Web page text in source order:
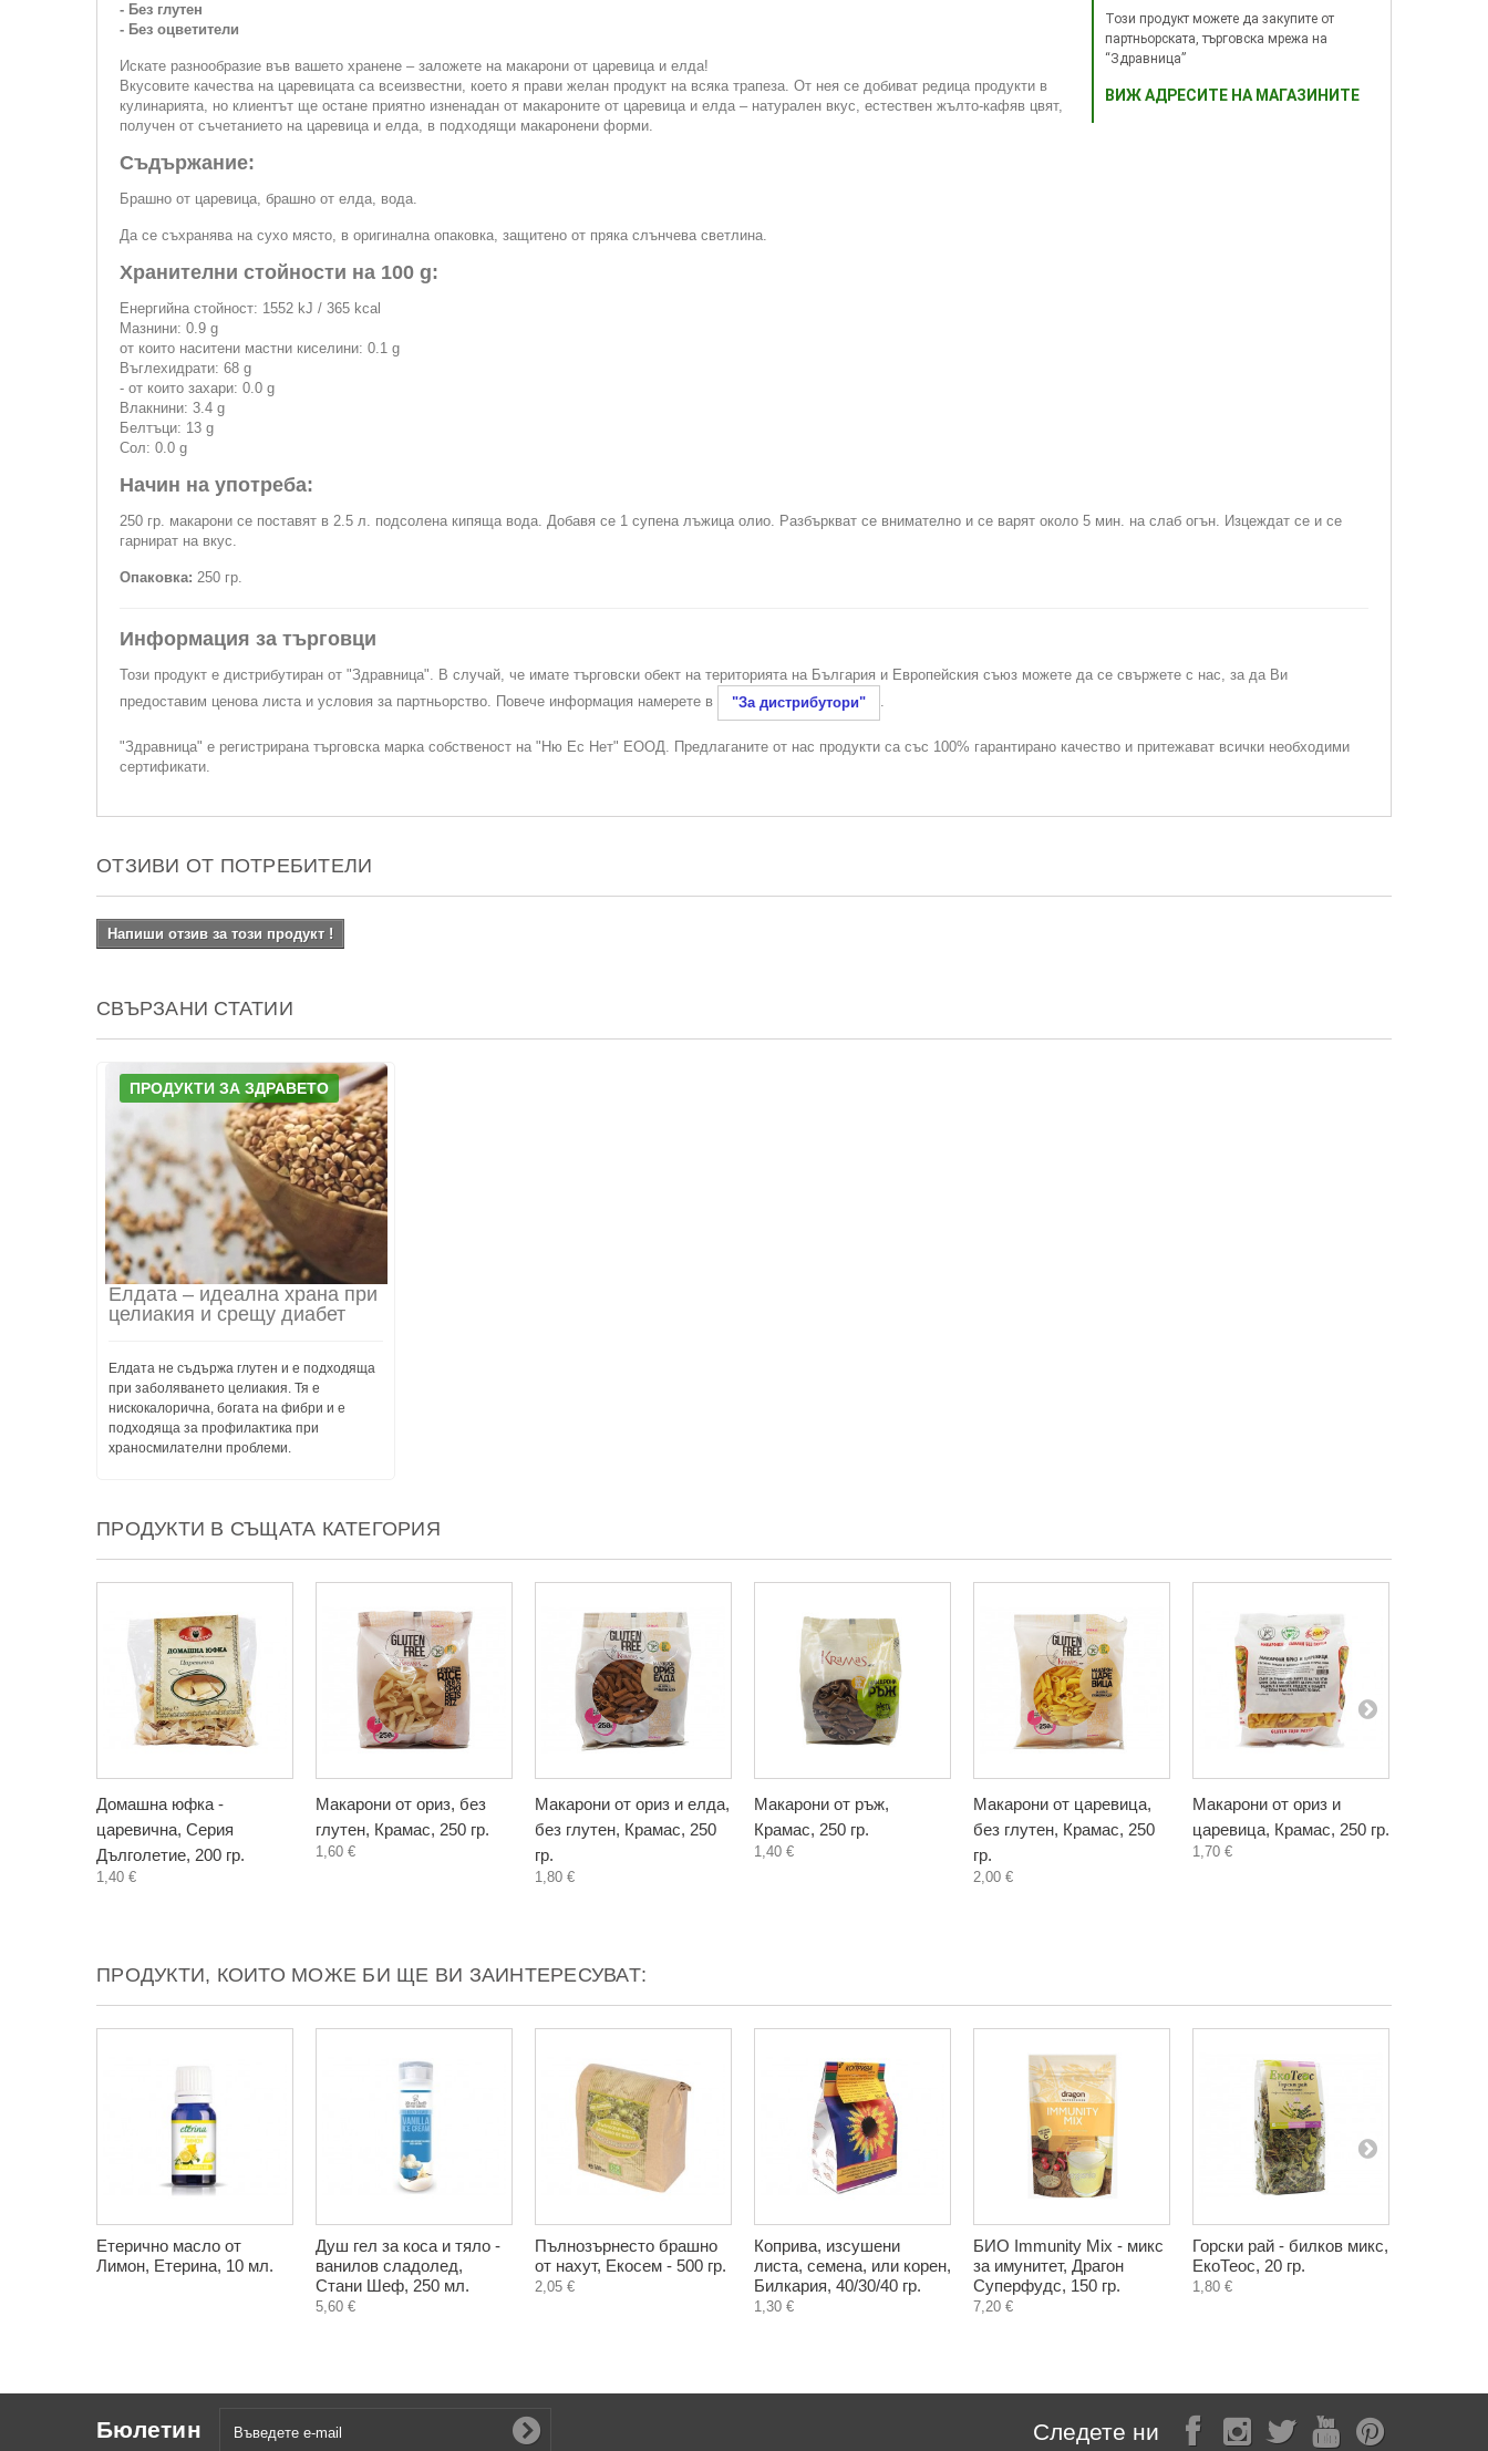
Този продукт можете да закупите от
партньорската, търговска мрежа на
“Здравница”
ВИЖ АДРЕСИТЕ НА МАГАЗИНИТЕ
- Без глутен
- Без оцветители
Искате разнообразие във вашето хранене – заложете на макарони от царевица и елда!
Вкусовите качества на царевицата са всеизвестни, което я прави желан продукт на всяка трапеза. От нея се добиват редица продукти в
кулинарията, но клиентът ще остане приятно изненадан от макароните от царевица и елда – натурален вкус, естествен жълто-кафяв цвят,
получен от съчетанието на царевица и елда, в подходящи макаронени форми.
Съдържание:
Брашно от царевица, брашно от елда, вода.
Да се съхранява на сухо място, в оригинална опаковка, защитено от пряка слънчева светлина.
Хранителни стойности на 100 g:
Енергийна стойност: 1552 kJ / 365 kcal
Мазнини: 0.9 g
от които наситени мастни киселини: 0.1 g
Въглехидрати: 68 g
- от които захари: 0.0 g
Влакнини: 3.4 g
Белтъци: 13 g
Сол: 0.0 g
Начин на употреба:
250 гр. макарони се поставят в 2.5 л. подсолена кипяща вода. Добавя се 1 супена лъжица олио. Разбъркват се внимателно и се варят около 5 мин. на слаб огън. Изцеждат се и се
гарнират на вкус.
Опаковка: 250 гр.
Информация за търговци
Този продукт е дистрибутиран от "Здравница". В случай, че имате търговски обект на територията на България и Европейския съюз можете да се свържете с нас, за да Ви
предоставим ценова листа и условия за партньорство. Повече информация намерете в
"За дистрибутори" .
"Здравница" е регистрирана търговска марка собственост на "Ню Ес Нет" ЕООД. Предлаганите от нас продукти са със 100% гарантирано качество и притежават всички необходими
сертификати.
ОТЗИВИ ОТ ПОТРЕБИТЕЛИ
Напиши отзив за този продукт !
СВЪРЗАНИ СТАТИИ
ПРОДУКТИ ЗА ЗДРАВЕТО
Елдата – идеална храна при
целиакия и срещу диабет
Елдата не съдържа глутен и е подходяща
при заболяването целиакия. Тя е
нискокалорична, богата на фибри и е
подходяща за профилактика при
храносмилателни проблеми.
ПРОДУКТИ В СЪЩАТА КАТЕГОРИЯ
Домашна юфка -
царевична, Серия
Дълголетие, 200 гр.
1,40 €
Макарони от ориз, без
глутен, Крамас, 250 гр.
1,60 €
Макарони от ориз и елда,
без глутен, Крамас, 250
гр.
1,80 €
Макарони от ръж,
Крамас, 250 гр.
1,40 €
Макарони от царевица,
без глутен, Крамас, 250
гр.
2,00 €
Макарони от ориз и
царевица, Крамас, 250 гр.
1,70 €
ПРОДУКТИ, КОИТО МОЖЕ БИ ЩЕ ВИ ЗАИНТЕРЕСУВАТ:
Етерично масло от
Лимон, Етерина, 10 мл.
Душ гел за коса и тяло -
ванилов сладолед,
Стани Шеф, 250 мл.
5,60 €
Пълнозърнесто брашно
от нахут, Екосем - 500 гр.
2,05 €
Коприва, изсушени
листа, семена, или корен,
Билкария, 40/30/40 гр.
1,30 €
БИО Immunity Mix - микс
за имунитет, Драгон
Суперфудс, 150 гр.
7,20 €
Горски рай - билков микс,
ЕкоТеос, 20 гр.
1,80 €
Бюлетин Следете ни